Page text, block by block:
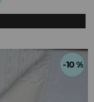
-10 %